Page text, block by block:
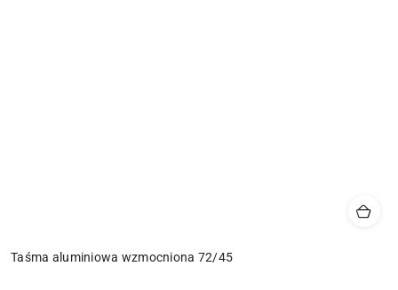
Taśma aluminiowa wzmocniona 72/45